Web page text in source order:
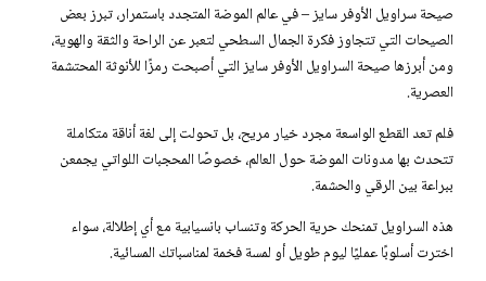
صيحة سراويل الأوفر سايز – في عالم الموضة المتجدد باستمرار، تبرز بعض
الصيحات التي تتجاوز فكرة الجمال السطحي لتعبر عن الراحة والثقة والهوية،
ومن أبرزها صيحة السراويل الأوفر سايز التي أصبحت رمزًا للأنوثة المحتشمة
العصرية.
فلم تعد القطع الواسعة مجرد خيار مريح، بل تحولت إلى لغة أناقة متكاملة
تتحدث بها مدونات الموضة حول العالم، خصوصًا المحجبات اللواتي يجمعن
ببراعة بين الرقي والحشمة.
هذه السراويل تمنحك حرية الحركة وتنساب بانسيابية مع أي إطلالة، سواء
اخترت أسلوبًا عمليًا ليوم طويل أو لمسة فخمة لمناسباتك المسائية.